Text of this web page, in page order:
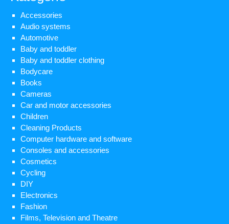
Accessories
Audio systems
Automotive
Baby and toddler
Baby and toddler clothing
Bodycare
Books
Cameras
Car and motor accessories
Children
Cleaning Products
Computer hardware and software
Consoles and accessories
Cosmetics
Cycling
DIY
Electronics
Fashion
Films, Television and Theatre